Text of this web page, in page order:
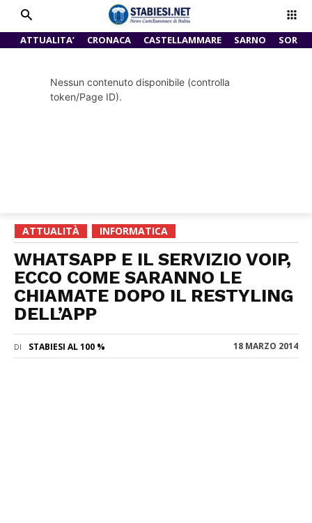
ATTUALITA’ CRONACA CASTELLAMMARE SARNO
Nessun contenuto disponibile (controlla
token/Page ID).
ATTUALITÀ INFORMATICA
WHATSAPP E IL SERVIZIO VOIP,
ECCO COME SARANNO LE
CHIAMATE DOPO IL RESTYLING
DELL’APP
DI STABIESI AL 100 % 18 MARZO 2014